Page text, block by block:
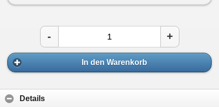
- +
In den Warenkorb
Details